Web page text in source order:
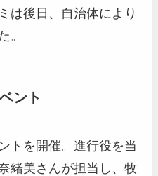
は後日、自治体により
。
ント
トを開催。進行役を当
緒美さんが担当し、牧